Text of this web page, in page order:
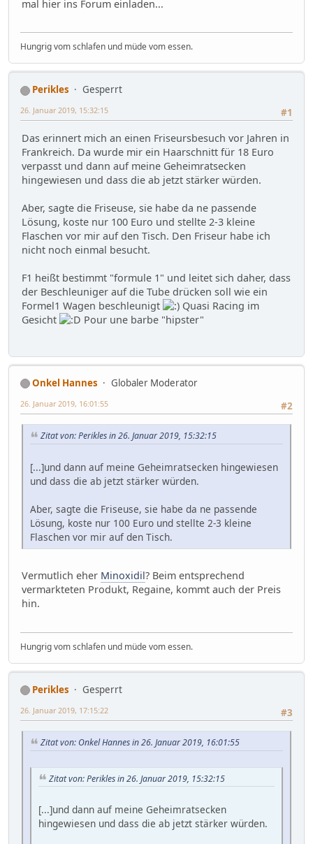
mal hier ins Forum einladen...
Hungrig vom schlafen und müde vom essen.
Perikles
Gesperrt
#1
26. Januar 2019, 15:32:15
Das erinnert mich an einen Friseursbesuch vor Jahren in
Frankreich. Da wurde mir ein Haarschnitt für 18 Euro
verpasst und dann auf meine Geheimratsecken
hingewiesen und dass die ab jetzt stärker würden.
Aber, sagte die Friseuse, sie habe da ne passende
Lösung, koste nur 100 Euro und stellte 2-3 kleine
Flaschen vor mir auf den Tisch. Den Friseur habe ich
nicht noch einmal besucht.
F1 heißt bestimmt "formule 1" und leitet sich daher, dass
der Beschleuniger auf die Tube drücken soll wie ein
Formel1 Wagen beschleunigt
Quasi Racing im
Gesicht
Pour une barbe "hipster"
Onkel Hannes
Globaler Moderator
#2
26. Januar 2019, 16:01:55
Zitat von: Perikles in 26. Januar 2019, 15:32:15
[...]und dann auf meine Geheimratsecken hingewiesen
und dass die ab jetzt stärker würden.
Aber, sagte die Friseuse, sie habe da ne passende
Lösung, koste nur 100 Euro und stellte 2-3 kleine
Flaschen vor mir auf den Tisch.
Vermutlich eher Minoxidil? Beim entsprechend
vermarkteten Produkt, Regaine, kommt auch der Preis
hin.
Hungrig vom schlafen und müde vom essen.
Perikles
Gesperrt
#3
26. Januar 2019, 17:15:22
Zitat von: Onkel Hannes in 26. Januar 2019, 16:01:55
Zitat von: Perikles in 26. Januar 2019, 15:32:15
[...]und dann auf meine Geheimratsecken
hingewiesen und dass die ab jetzt stärker würden.